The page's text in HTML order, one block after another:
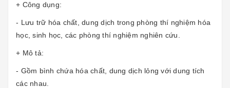
+ Công dụng:
- Lưu trữ hóa chất, dung dịch trong phòng thí nghiệm hóa
học, sinh học, các phòng thí nghiệm nghiên cứu.
+ Mô tả:
- Gồm bình chứa hóa chất, dung dịch lỏng với dung tích
các nhau.